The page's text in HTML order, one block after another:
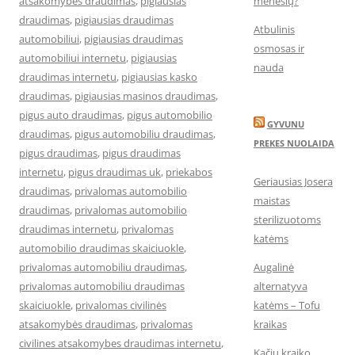
draudimas, pigiausias draudimas
automobiliui, pigiausias draudimas
automobiliui internetu, pigiausias
draudimas internetu, pigiausias kasko
draudimas, pigiausias masinos draudimas,
pigus auto draudimas, pigus automobilio
draudimas, pigus automobiliu draudimas,
pigus draudimas, pigus draudimas
internetu, pigus draudimas uk, priekabos
draudimas, privalomas automobilio
draudimas, privalomas automobilio
draudimas internetu, privalomas
automobilio draudimas skaiciuokle,
privalomas automobiliu draudimas,
privalomas automobiliu draudimas
skaiciuokle, privalomas civilinės
atsakomybės draudimas, privalomas
civilines atsakomybes draudimas internetu,
Atbulinis
osmosas ir
nauda
GYVUNU
PREKES NUOLAIDA
Geriausias Josera
maistas
sterilizuotoms
katėms
Augalinė
alternatyva
katėms – Tofu
kraikas